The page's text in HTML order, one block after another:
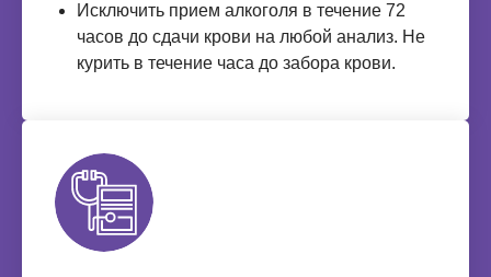
Исключить прием алкоголя в течение 72
часов до сдачи крови на любой анализ. Не
курить в течение часа до забора крови.